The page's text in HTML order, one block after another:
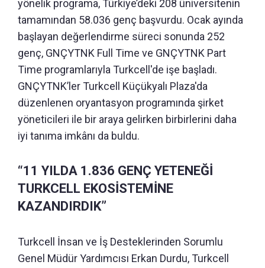
yönelik programa, Türkiye’deki 208 üniversitenin
tamamından 58.036 genç başvurdu. Ocak ayında
başlayan değerlendirme süreci sonunda 252
genç, GNÇYTNK Full Time ve GNÇYTNK Part
Time programlarıyla Turkcell'de işe başladı.
GNÇYTNK’ler Turkcell Küçükyalı Plaza'da
düzenlenen oryantasyon programında şirket
yöneticileri ile bir araya gelirken birbirlerini daha
iyi tanıma imkânı da buldu.
“11 YILDA 1.836 GENÇ YETENEĞİ
TURKCELL EKOSİSTEMİNE
KAZANDIRDIK”
Turkcell İnsan ve İş Desteklerinden Sorumlu
Genel Müdür Yardımcısı Erkan Durdu, Turkcell